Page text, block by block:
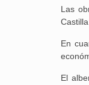
Las
En
El